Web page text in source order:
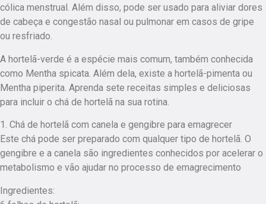
cólica menstrual. Além disso, pode ser usado para aliviar dores
de cabeça e congestão nasal ou pulmonar em casos de gripe
ou resfriado.
A hortelã-verde é a espécie mais comum, também conhecida
como Mentha spicata. Além dela, existe a hortelã-pimenta ou
Mentha piperita. Aprenda sete receitas simples e deliciosas
para incluir o chá de hortelã na sua rotina.
1. Chá de hortelã com canela e gengibre para emagrecer
Este chá pode ser preparado com qualquer tipo de hortelã. O
gengibre e a canela são ingredientes conhecidos por acelerar o
metabolismo e vão ajudar no processo de emagrecimento
Ingredientes: